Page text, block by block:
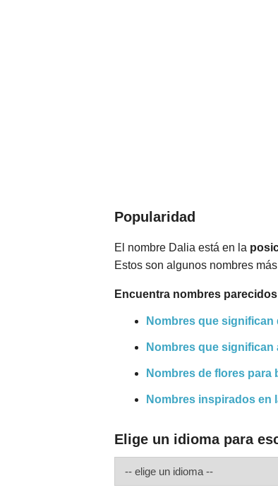
Popularidad
El nombre Dalia está en la
Estos son algunos nombres
Encuentra nombres
Nombres que significan
Nombres que significan
Nombres de flores para
Nombres inspirados en
Elige un idioma para